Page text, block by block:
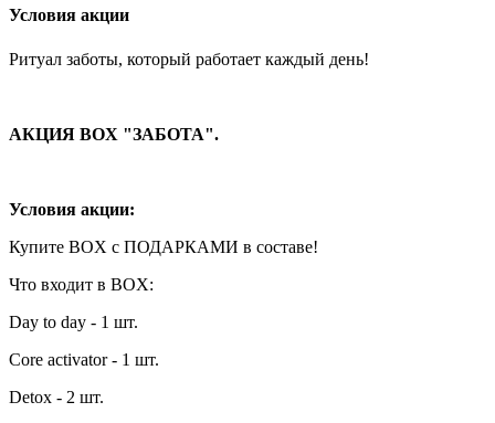
Условия акции
Ритуал заботы, который работает каждый день!
АКЦИЯ BOX "ЗАБОТА".
Условия акции:
Купите BOX с ПОДАРКАМИ в составе!
Что входит в BOX:
Day to day - 1 шт.
Core activator - 1 шт.
Detox - 2 шт.